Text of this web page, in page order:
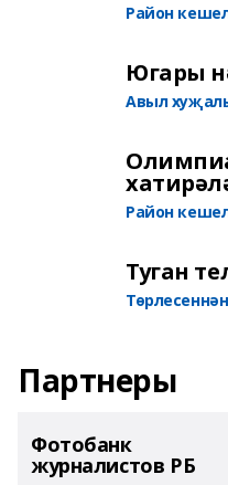
Район
Югары
Авыл
Район
Туган
Төрлесеннән
Партнеры
Фотобанк
журналистов РБ